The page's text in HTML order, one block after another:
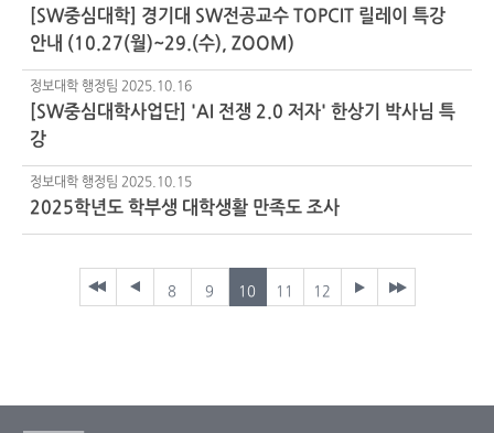
[SW중심대학] 경기대 SW전공교수 TOPCIT 릴레이 특강
안내 (10.27(월)~29.(수), ZOOM)
정보대학 행정팀 2025.10.16
[SW중심대학사업단] 'AI 전쟁 2.0 저자' 한상기 박사님 특
강
정보대학 행정팀 2025.10.15
2025학년도 학부생 대학생활 만족도 조사
8 9 10 11 12